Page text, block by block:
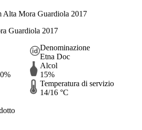
Alta Mora Guardiola 2017
Guardiola 2017
Denominazione
Etna Doc
Alcol
15%
Temperatura di servizio
14/16 °C